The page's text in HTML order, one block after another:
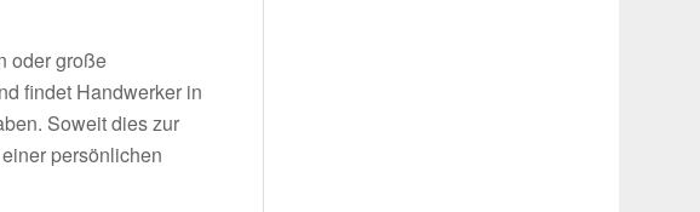
oder große
findet Handwerker in
Soweit dies zur
persönlichen